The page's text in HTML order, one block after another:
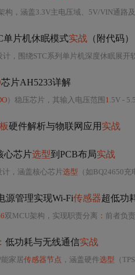
，涵盖3.3V主电压域、5V/VIN通路及多路输入“或”逻
单片机休眠模式实战 （附代码）
计，围绕STC系列单片机深度休眠展开
芯片AH5233详解
）稳压芯片，其输入电压范围 1.5V - 5.5V，输出
硬件解析与物联网应用 实战
心芯片选型到PCB布局实战
计，涵盖核心芯片选型 （如BQ24650充电管理
源管理实现Wi-Fi传感器超低功
双MCU架构，实现职责分离 ： 前者负责
低功耗与无线通信实战
家居传感器节点 ，涵盖硬件选型 （